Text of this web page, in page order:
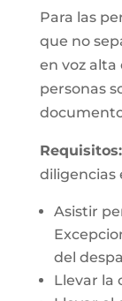
Para las
que no
en voz alta
personas
Requisitos:
diligencias
Asistir
del
Llevar la